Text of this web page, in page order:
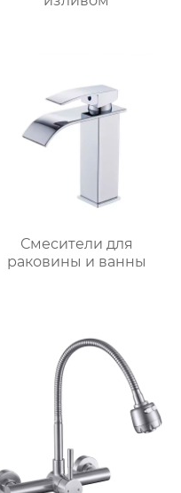
Смесители для
раковины и ванны